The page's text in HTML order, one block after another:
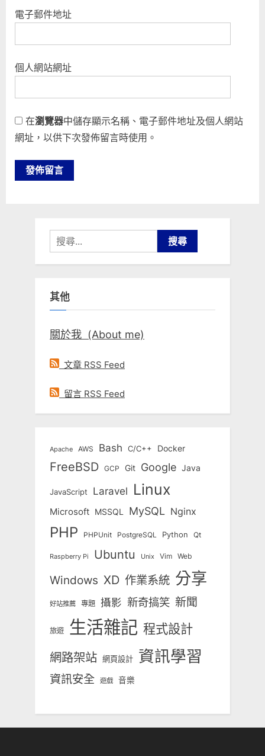
電子郵件地址
個人網站網址
在瀏覽器中儲存顯示名稱、電子郵件地址及個人網站
網址，以供下次發佈留言時使用。
搜
尋
關
字:
其他
關於我 (About me)
文章 RSS Feed
留言 RSS Feed
Apache AWS Bash C/C++ Docker
FreeBSD GCP Git Google Java
JavaScript Laravel Linux
Microsoft MSSQL MySQL Nginx
PHP PHPUnit PostgreSQL Python Qt
Raspberry Pi Ubuntu Unix Vim Web
Windows XD 作業系統 分享
好站推薦 專題 攝影 新奇搞笑 新聞
旅遊 生活雜記 程式設計
網路架站 網頁設計 資訊學習
資訊安全 遊戲 音樂